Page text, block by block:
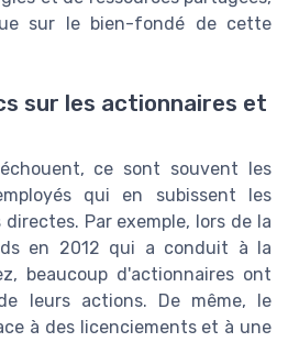
sur le bien-fondé de cette
sur les actionnaires et
ce sont souvent les
qui en subissent les
Par exemple, lors de la
en 2012 qui a conduit à la
beaucoup d'actionnaires ont
leurs actions. De même, le
à des licenciements et à une